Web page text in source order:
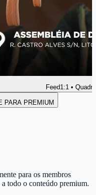
Feed1:1 •
PARA PREMIUM
para os membros
todo o conteúdo premium.